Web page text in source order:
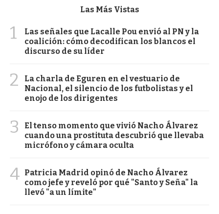
Las Más Vistas
1
Las señales que Lacalle Pou envió al PN y la
coalición: cómo decodifican los blancos el
discurso de su líder
2
La charla de Eguren en el vestuario de
Nacional, el silencio de los futbolistas y el
enojo de los dirigentes
3
El tenso momento que vivió Nacho Álvarez
cuando una prostituta descubrió que llevaba
micrófono y cámara oculta
4 Patricia Madrid opinó de Nacho Álvarez
como jefe y reveló por qué "Santo y Seña" la
llevó "a un límite"